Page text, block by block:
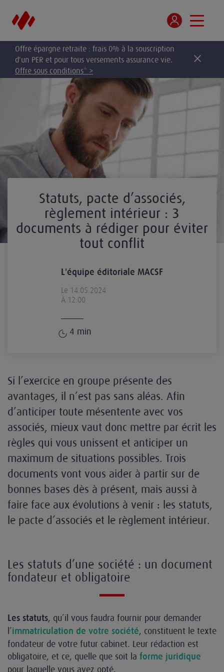
Offre épargne retraite : frais 0% à la souscription
d'un PER et pour tous versements assurance vie.
Offre sous conditions* >
Statuts, pacte d’associés,
règlement intérieur : 3
documents à rédiger pour éviter
tout conflit
L'équipe éditoriale MACSF
Le 14.05.2024
À 12:00
4 min
Si l’exercice en groupe présente des
avantages, il n’est pas sans aléas. Afin
d’anticiper toute mésentente avec vos
associés, mieux vaut donc mettre par écrit les
règles qui vous unissent et anticiper un
maximum de situations possibles. Trois
documents vont vous aider à partir sur de
bonnes bases dès à présent, mais aussi à
faire face aux évolutions à venir : les statuts,
le pacte d’associés et le règlement intérieur.
Les statuts d’une société : un document
fondateur et obligatoire
Les statuts, qu’il vous faudra fournir pour demander
l’immatriculation de votre société, constituent le texte
fondateur de votre futur cabinet. Leur rédaction est
obligatoire, et ce, quelle que soit la forme juridique
pour laquelle vous avez opté.